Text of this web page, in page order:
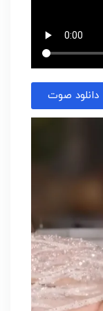
دانلود صوت